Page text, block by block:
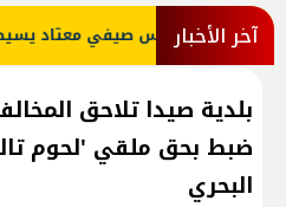
آخر الأخبار
طقس صيفي معتاد يسيطر على
بلدية صيدا تلاحق
ضبط بحق ملقي 'لحوم
البحري